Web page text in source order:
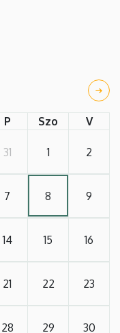
P Szo V
31 1 2
7 8 9
14 15 16
21 22 23
28 29 30